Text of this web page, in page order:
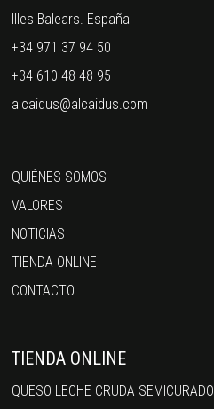
Illes Balears. España
+34 971 37 94 50
+34 610 48 48 95
alcaidus@alcaidus.com
QUIÉNES SOMOS
VALORES
NOTICIAS
TIENDA ONLINE
CONTACTO
TIENDA ONLINE
QUESO LECHE CRUDA SEMICURADO